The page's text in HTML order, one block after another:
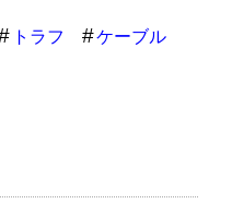
トラフ ケーブル